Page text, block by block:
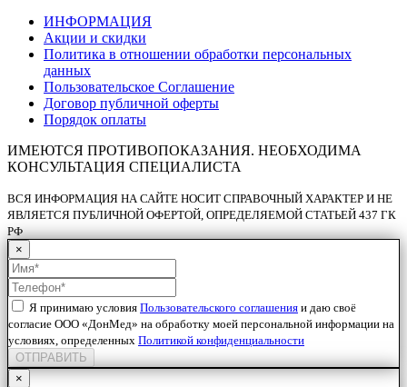
ИНФОРМАЦИЯ
Акции и скидки
Политика в отношении обработки персональных
данных
Пользовательское Соглашение
Договор публичной оферты
Порядок оплаты
ИМЕЮТСЯ ПРОТИВОПОКАЗАНИЯ. НЕОБХОДИМА
КОНСУЛЬТАЦИЯ СПЕЦИАЛИСТА
ВСЯ ИНФОРМАЦИЯ НА САЙТЕ НОСИТ СПРАВОЧНЫЙ ХАРАКТЕР И НЕ
ЯВЛЯЕТСЯ ПУБЛИЧНОЙ ОФЕРТОЙ, ОПРЕДЕЛЯЕМОЙ СТАТЬЕЙ 437 ГК
РФ
×
Я принимаю условия Пользовательского соглашения и даю своё
согласие ООО «ДонМед» на обработку моей персональной информации на
условиях, определенных Политикой конфиденциальности
ОТПРАВИТЬ
×